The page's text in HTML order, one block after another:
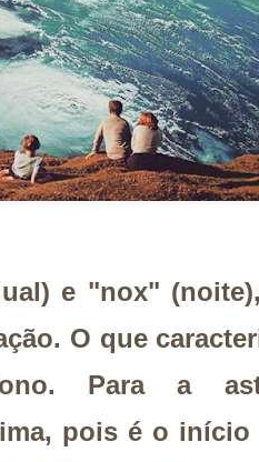
e "nox"
O que
Para a
pois é o